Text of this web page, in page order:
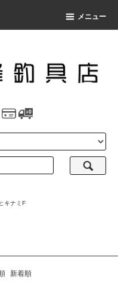
メニュー
ヒキナミF
新着順